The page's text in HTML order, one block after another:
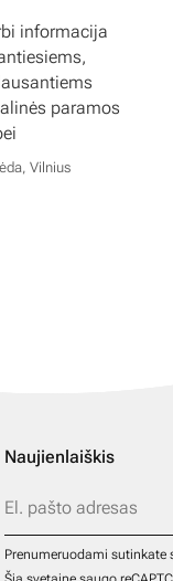
informacija
paramos
Vilnius
Naujienlaiškis
Prenumeruodami sutinkate